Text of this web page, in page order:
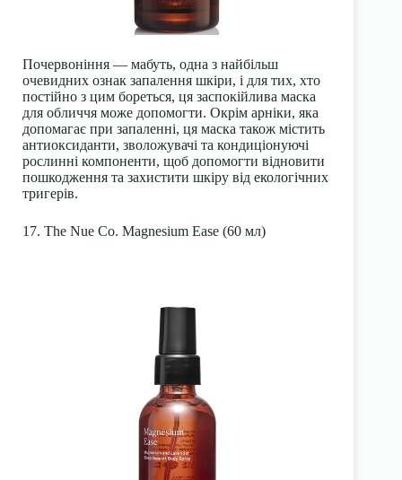
Почервоніння — мабуть, одна з найбільш
очевидних ознак запалення шкіри, і для тих, хто
постійно з цим бореться, ця заспокійлива маска
для обличчя може допомогти. Окрім арніки, яка
допомагає при запаленні, ця маска також містить
антиоксиданти, зволожувачі та кондиціонуючі
рослинні компоненти, щоб допомогти відновити
пошкодження та захистити шкіру від екологічних
тригерів.
17. The Nue Co. Magnesium Ease (60 мл)